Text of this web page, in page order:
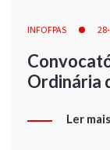
INFOFPAS
Ordinária
Ler mais